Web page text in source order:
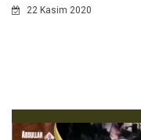
22 Kasim 2020